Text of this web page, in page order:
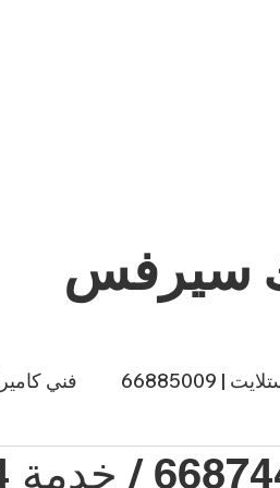
سيرفس
| 66885009 فني كاميرات
صباغ الكويت | 66874433